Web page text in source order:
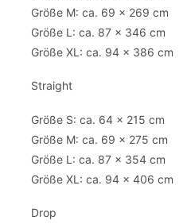
Größe M: ca. 69 x 269 cm
Größe L: ca. 87 x 346 cm
Größe XL: ca. 94 x 386 cm
Straight
Größe S: ca. 64 x 215 cm
Größe M: ca. 69 x 275 cm
Größe L: ca. 87 x 354 cm
Größe XL: ca. 94 x 406 cm
Drop